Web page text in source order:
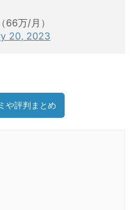
66万/月）
20, 2023
や評判まとめ